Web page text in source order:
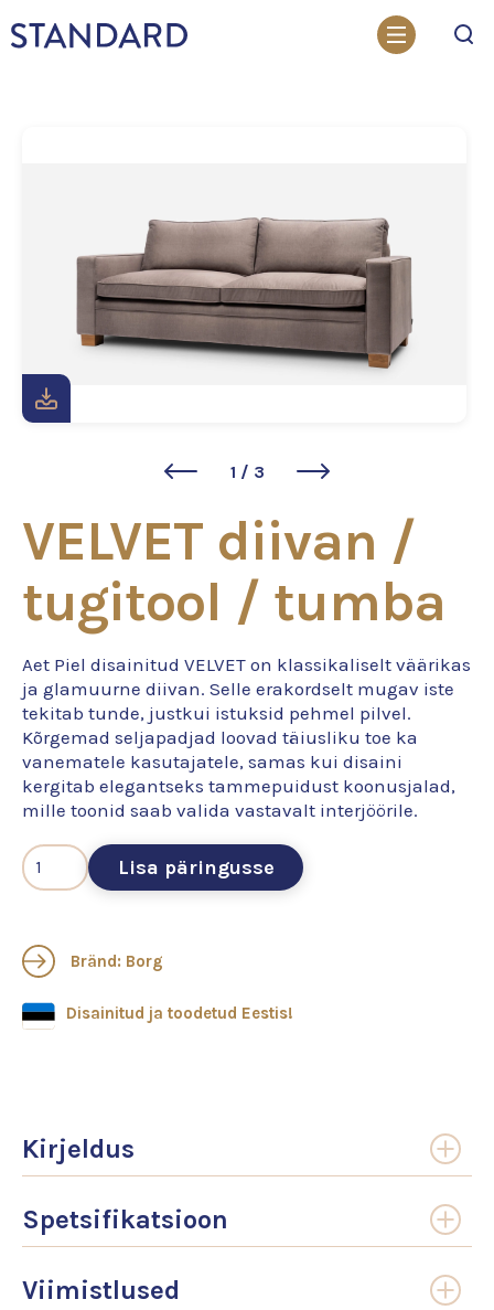
1 / 3
VELVET diivan /
tugitool / tumba
Aet Piel disainitud VELVET on klassikaliselt väärikas
ja glamuurne diivan. Selle erakordselt mugav iste
tekitab tunde, justkui istuksid pehmel pilvel.
Kõrgemad seljapadjad loovad täiusliku toe ka
vanematele kasutajatele, samas kui disaini
kergitab elegantseks tammepuidust koonusjalad,
mille toonid saab valida vastavalt interjöörile.
Lisa päringusse
Bränd: Borg
Disainitud ja toodetud Eestis!
Kirjeldus
Spetsifikatsioon
Viimistlused